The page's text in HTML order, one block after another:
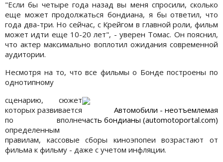
"Если бы четыре года назад вы меня спросили, сколько
еще может продолжаться бондиана, я бы ответил, что
года два-три. Но сейчас, с Крейгом в главной роли, фильм
может идти еще 10-20 лет", - уверен Томас. Он пояснил,
что актер максимально воплотил ожидания современной
аудитории.
Несмотря на то, что все фильмы о Бонде построены по
однотипному
Автомобили - неотъемлемая
часть бондианы (automotoportal.com)
сценарию, сюжет
которых развивается
по вполне
определенным
правилам, кассовые сборы киноэпопеи возрастают от
фильма к фильму - даже с учетом инфляции.